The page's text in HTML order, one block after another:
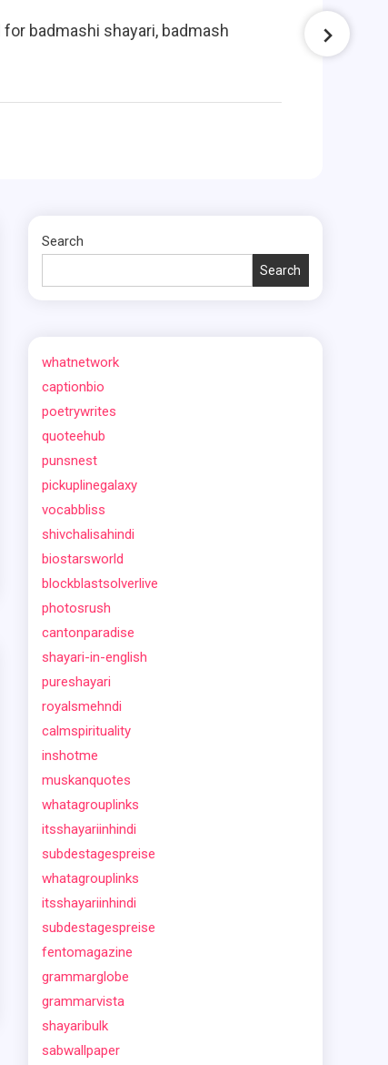
badmashi shayari, badmash
Search
Search
whatnetwork
captionbio
poetrywrites
quoteehub
punsnest
pickuplinegalaxy
vocabbliss
shivchalisahindi
biostarsworld
blockblastsolverlive
photosrush
cantonparadise
shayari-in-english
pureshayari
royalsmehndi
calmspirituality
inshotme
muskanquotes
whatagrouplinks
itsshayariinhindi
subdestagespreise
whatagrouplinks
itsshayariinhindi
subdestagespreise
fentomagazine
grammarglobe
grammarvista
shayaribulk
sabwallpaper